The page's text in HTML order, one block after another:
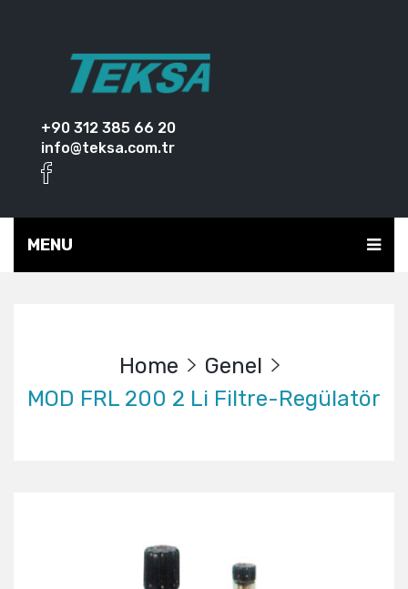
+90 312 385 66 20
info@teksa.com.tr
MENU
Home
Genel
MOD FRL 200 2 Li Filtre-Regülatör